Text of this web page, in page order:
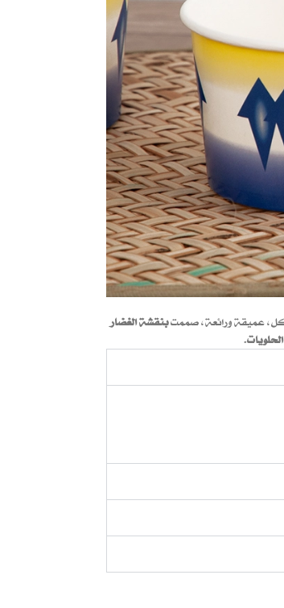
عميقة ورائعة، صممتبنقشة الغضار
.